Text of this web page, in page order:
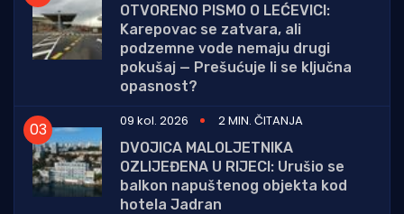
OTVORENO PISMO O LEĆEVICI:
Karepovac se zatvara, ali
podzemne vode nemaju drugi
pokušaj — Prešućuje li se ključna
opasnost?
09 kol. 2026
2 MIN. ČITANJA
DVOJICA MALOLJETNIKA
OZLIJEĐENA U RIJECI: Urušio se
balkon napuštenog objekta kod
hotela Jadran